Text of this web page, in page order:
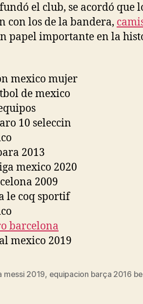
el club, se acordó que
con los de la bandera,
papel importante en la
messi 2019, equipacion barça 2016